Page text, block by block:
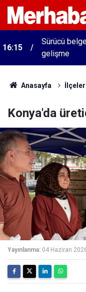
16:15
Sürücü
gelişme
Anasayfa İlçeler
Konya'da
Yayınlanma: 04 Haziran